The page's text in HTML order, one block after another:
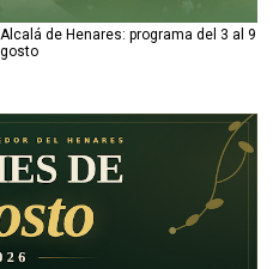
de Henares: programa del 3 al 9